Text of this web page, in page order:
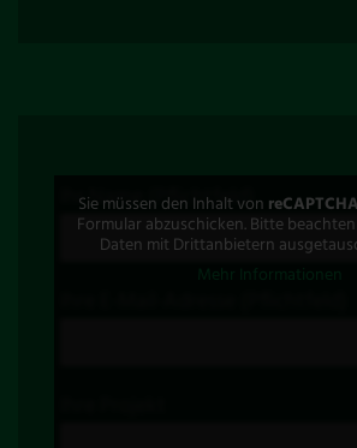
Ihr Name (Pflichtfeld)
Sie müssen den Inhalt von reCAPTCHA
Formular abzuschicken. Bitte beachten
Daten mit Drittanbietern
Mehr Informationen